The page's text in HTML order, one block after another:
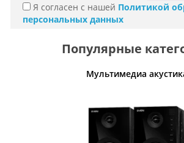
Я согласен с нашей Политикой
персональных данных
Популярные
Мультимедиа